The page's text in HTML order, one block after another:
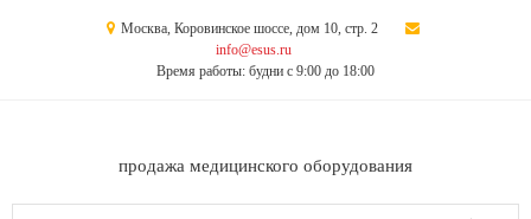
Москва, Коровинское шоссе, дом 10, стр. 2
info@esus.ru
Время работы: будни с 9:00 до 18:00
продажа медицинского оборудования